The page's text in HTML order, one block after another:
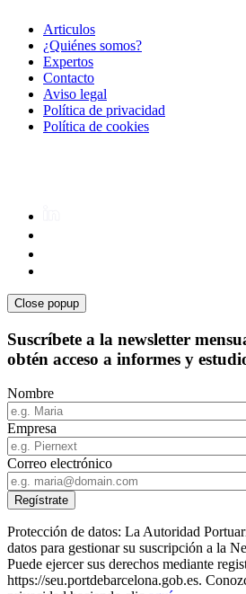
Articulos
¿Quiénes somos?
Expertos
Contacto
Aviso legal
Política de privacidad
Política de cookies
Close popup
Suscríbete a la newsletter
obtén acceso a informes y
Nombre
Empresa
Correo electrónico
Protección de datos: La Autoridad
datos para gestionar su suscripción a la
Puede ejercer sus derechos mediante
https://seu.portdebarcelona.gob.es.